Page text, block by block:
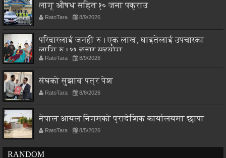
लागू औषध सहित १० जना पक्राउ
RatoTara 8/9/2026
परिवारलाई जनही रु। एक लाख, घाइतेलाई उपचारका
लागि रु। ११ हजार सहयोग
RatoTara 8/9/2026
संघको सुझाव पत्र पेश
RatoTara 8/8/2026
नेपाल आयल निगमको प्रादेशिक कार्यालयमा छापा
RatoTara 8/5/2026
RANDOM